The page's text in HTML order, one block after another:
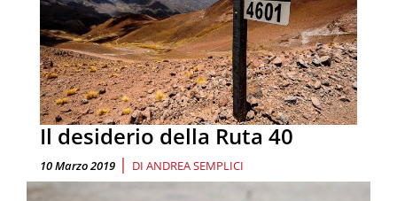
Il desiderio della Ruta 40
10 Marzo 2019 | DI ANDREA SEMPLICI